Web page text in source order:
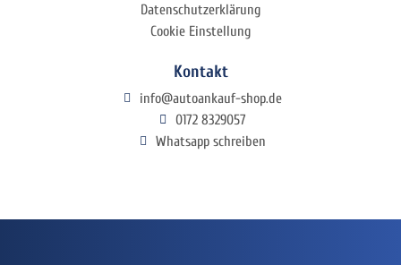
Datenschutzerklärung
Cookie Einstellung
Kontakt
info@autoankauf-shop.de
0172 8329057
Whatsapp schreiben